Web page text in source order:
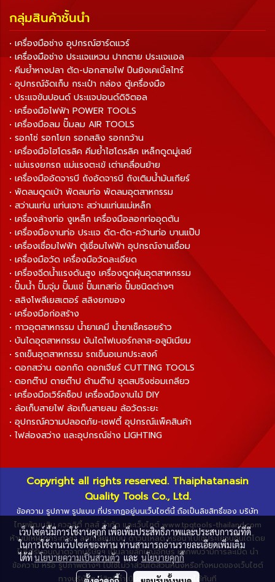
กลุ่มสินค้าชั้นนำ
• เครื่องมือช่าง อุปกรณ์ฮาร์ดแวร์
• เครื่องมือช่าง ประแจแหวน ปากตาย ประแจแอล
• คีมย้ำหางปลา ตัด-ปอกสายไฟ ปืนยิงเคเบิ้ลไทร์
• อุปกรณ์จัดเก็บ กระเป๋า กล่อง ตู้เครื่องมือ
• ประแจขันปอนด์ ประแจปอนด์ดิจิตอล
• เครื่องมือไฟฟ้า POWER TOOLS
• เครื่องมือลม ปั๊มลม AIR TOOLS
• รอกโซ่ รอกโยก รอกสลิง รอกกว้าน
• เครื่องมือไฮโดรลิค คีมย้ำไฮโดรลิค เหล็กดูดมู่เลย์
• แม่แรงยกรถ แม่แรงตะเข้ เต่าเคลื่อนย้าย
• เครื่องมืออัดจารบี ถังอัดจารบี ถังเติมน้ำมันเกียร์
• พัดลมดูดเป่า พัดลมท่อ พัดลมอุตสาหกรรม
• สว่านแท่น แท่นเจาะ สว่านแท่นแม่เหล็ก
• เครื่องล้างท่อ งูเหล็ก เครื่องมือลอกท่ออุดตัน
• เครื่องมืองานท่อ ประแจ ดัด-ตัด-คว้านท่อ บานแป๊ป
• เครื่องเชื่อมไฟฟ้า ตู้เชื่อมไฟฟ้า อุปกรณ์งานเชื่อม
• เครื่องมือวัด เครื่องมือวัดละเอียด
• เครื่องฉีดน้ำแรงดันสูง เครื่องดูดฝุ่นอุตสาหกรรม
• ปั๊มน้ำ ปั๊มจุ่ม ปั๊มแช่ ปั๊มเทสท่อ ปั๊มชนิดต่างๆ
• สลิงโพลีเยสเตอร์ สลิงยกของ
• เครื่องมือก่อสร้าง
• กาวอุตสาหกรรม น้ำยาเคมี น้ำยาเช็ครอยร้าว
• บันไดอุตสาหกรรม บันไดไฟเบอร์กลาส-อลูมิเนียม
• รถเข็นอุตสาหกรรม รถเข็นอเนกประสงค์
• ดอกสว่าน ดอกกัด ดอกเจียร์ CUTTING TOOLS
• ดอกต๊าป ดายต๊าป ด้ามต๊าป ชุดสปริงซ่อมเกลียว
• เครื่องมือเวิร์คช็อป เครื่องมืองานไม้ DIY
• ล้อเก็บสายไฟ ล้อเก็บสายลม ล้อวัดระยะ
• อุปกรณ์ความปลอดภัย-เซฟตี้ อุปกรณ์แพ็คสินค้า
• ไฟส่องสว่าง และอุปกรณ์ช่าง LIGHTING
Copyright all rights reserved. Thaiphatanasin
Quality Tools Co., Ltd.
ข้อความ รูปภาพ รูปแบบ ที่ปรากฏอยู่บนเว็บไซต์นี้ ถือเป็นลิขสิทธิ์ของ บริษัท
ไทยพัฒนสิน ควอลิตี้ ทูลส์ จำกัด และเว็บไซต์ www.tpqtools-thailand.com
ห้ามมิให้ผู้ใดกระทำซ้ำ ลอกเลียนแบบ ดาวน์โหลด หรือนำไปใช้ประโยชน์อื่นใดโดย
ไม่ได้รับอนุญาตจากบริษัทฯ เป็นลายลักษณ์อักษร หากพบว่ามีการละเมิด นำ
ข้อความ หรือ รูปภาพต่างๆ ไปใช้ไม่ว่าส่วนใดส่วนหนึ่งหรือทั้งหมดของเว็บไซต์
ทางบริษัทฯ มีสิทธิ์ดำเนินการตามกฎหมายได้ทันที
เว็บไซต์นี้มีการใช้งานคุกกี้ เพื่อเพิ่มประสิทธิภาพและประสบการณ์ที่ดี
ในการใช้งานเว็บไซต์ของท่าน ท่านสามารถอ่านรายละเอียดเพิ่มเติม
ได้ที่นโยบายความเป็นส่วนตัวและนโยบายคุกกี้